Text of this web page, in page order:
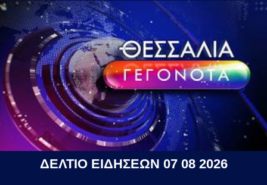
ΔΕΛΤΙΟ ΕΙΔΗΣΕΩΝ 07 08 2026